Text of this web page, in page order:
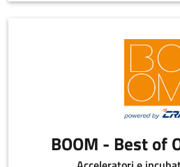
BOOM - Best of